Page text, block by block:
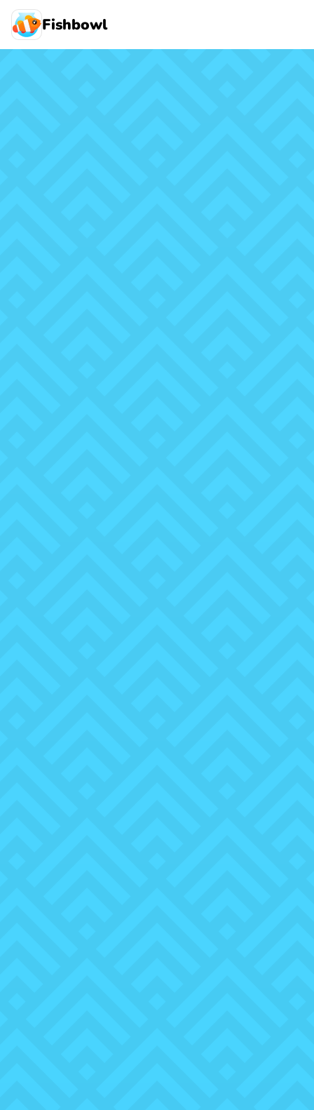
Fishbowl